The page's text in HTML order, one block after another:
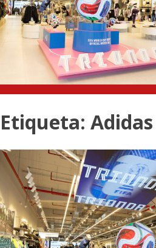
Etiqueta: Adidas